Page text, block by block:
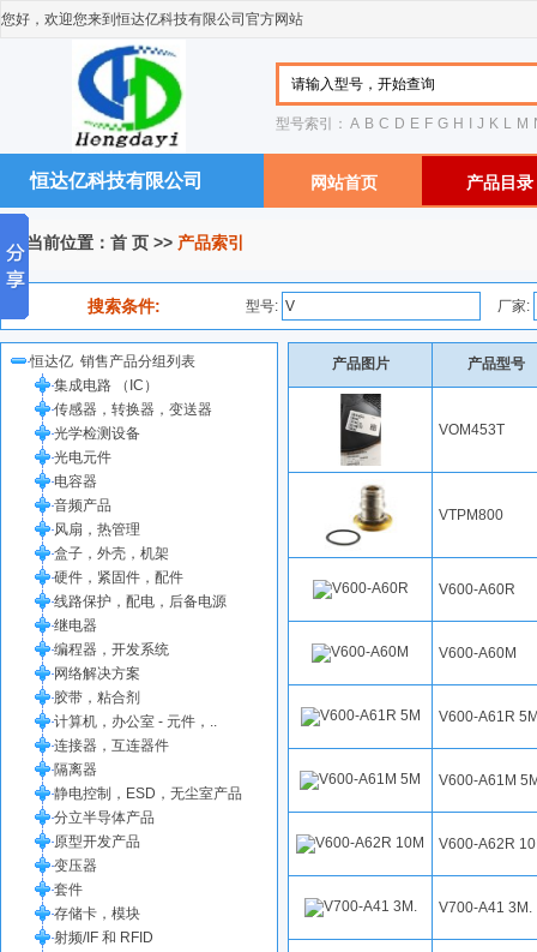
您好，欢迎您来到恒达亿科技有限公司官方网站
型号索引： A B C D E F G H J K L M
恒达亿科技有限公司 网站首页 产品目录
您当前位置： 首 页 >> 产品索引
搜索条件: 型号: 厂家:
产品图片 产品型号
VOM453T
VTPM800
V600-A60R
V600-A60M
V600-A61R
V600-A61M
V600-A62R
V700-A41 3M.
恒达亿 销售产品分组列表
集成电路 （IC）
传感器，转换器，变送器
光学检测设备
光电元件
电容器
音频产品
风扇，热管理
盒子，外壳，机架
硬件，紧固件，配件
线路保护，配电，后备电源
继电器
编程器，开发系统
网络解决方案
胶带，粘合剂
计算机，办公室 - 元件，..
连接器，互连器件
隔离器
静电控制，ESD，无尘室产品
分立半导体产品
原型开发产品
变压器
套件
存储卡，模块
射频/IF 和 RFID